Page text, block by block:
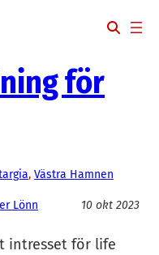
för
, Västra Hamnen
Lönn 10 okt 2023
intresset för life